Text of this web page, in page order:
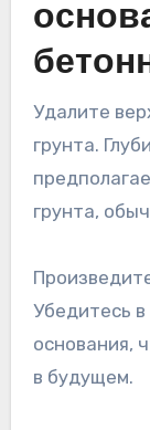
Удалите
грунта.
грунта,
Убедитесь
основания,
в будущем.